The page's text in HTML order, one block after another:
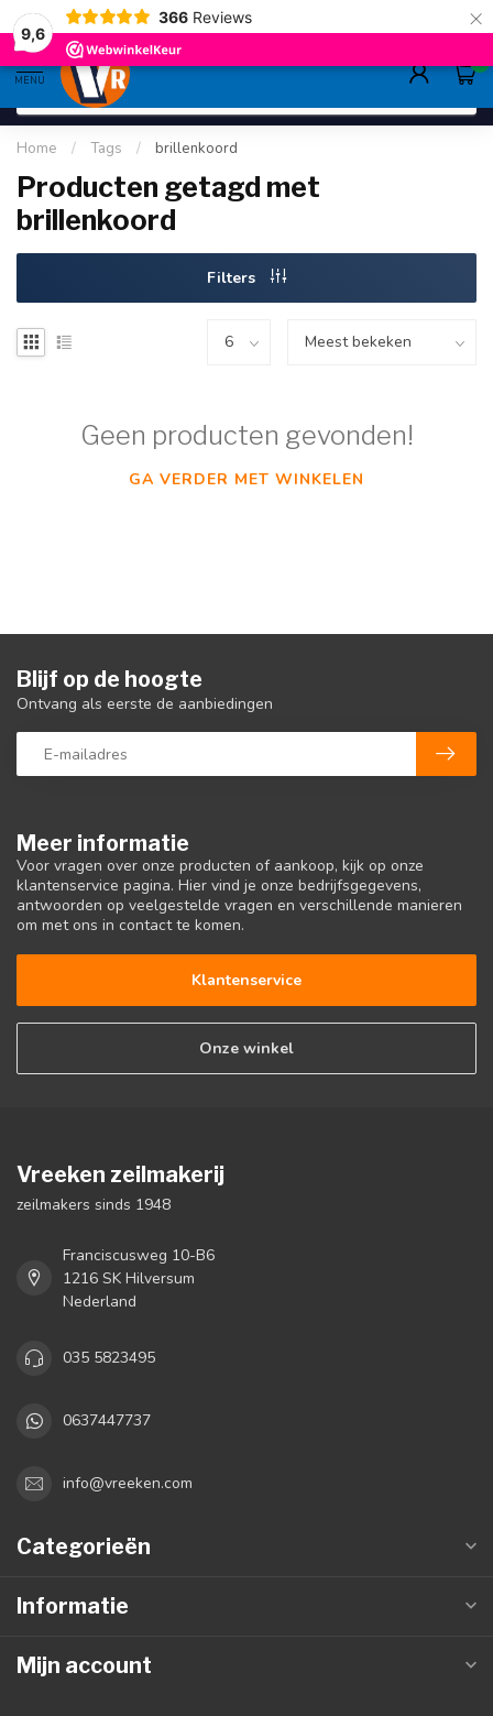
9,6
366 Reviews ×
deskundig adviessinds 1948 ruim
MENU
0
Home / Tags / brillenkoord
Producten getagd met
brillenkoord
Filters
Geen producten gevonden!
GA VERDER MET WINKELEN
Meer informatie
Voor vragen over onze producten of aankoop, kijk op onze
klantenservice pagina. Hier vind je onze bedrijfsgegevens,
antwoorden op veelgestelde vragen en verschillende manieren
om met ons in contact te komen.
Klantenservice
Onze winkel
Blijf op de hoogte
Ontvang als eerste de aanbiedingen
Vreeken zeilmakerij
zeilmakers sinds 1948
Franciscusweg 10-B6
1216 SK Hilversum
Nederland
035 5823495
0637447737
info@vreeken.com
Categorieën
Informatie
Mijn account